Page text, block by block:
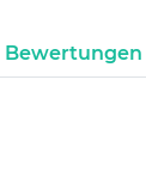
Bewertungen